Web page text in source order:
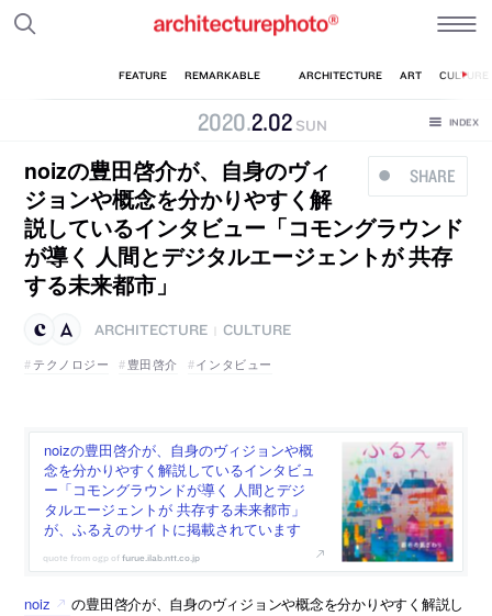
2020.2.02 SUN
SHARE
noizの豊田啓介が、自身のヴィ
ジョンや概念を分かりやすく解
説しているインタビュー「コモングラウンド
が導く 人間とデジタルエージェントが 共存
する未来都市」
ARCHITECTURE
CULTURE
テクノロジー
豊田啓介 インタビュー
noizの豊田啓介が、自身のヴィジョンや概
念を分かりやすく解説しているインタビュ
ー「コモングラウンドが導く 人間とデジ
タルエージェントが 共存する未来都市」
が、ふるえのサイトに掲載されています
furue.ilab.ntt.co.jp
noiz
の豊田啓介が、自身のヴィジョンや概念を分かりやすく解説し